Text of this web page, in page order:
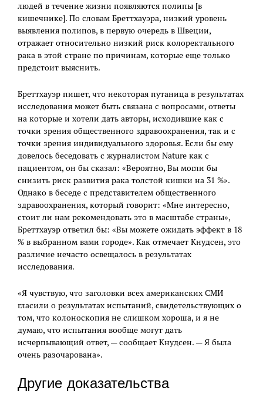
людей в течение жизни появляются полипы [в
кишечнике]. По словам Бреттхауэра, низкий уровень
выявления полипов, в первую очередь в Швеции,
отражает относительно низкий риск колоректального
рака в этой стране по причинам, которые еще только
предстоит выяснить.
Бреттхауэр пишет, что некоторая путаница в результатах
исследования может быть связана с вопросами, ответы
на которые и хотели дать авторы, исходившие как с
точки зрения общественного здравоохранения, так и с
точки зрения индивидуального здоровья. Если бы ему
довелось беседовать с журналистом Nature как с
пациентом, он бы сказал: «Вероятно, Вы могли бы
снизить риск развития рака толстой кишки на 31 %».
Однако в беседе с представителем общественного
здравоохранения, который говорит: «Мне интересно,
стоит ли нам рекомендовать это в масштабе страны»,
Бреттхауэр ответил бы: «Вы можете ожидать эффект в 18
% в выбранном вами городе». Как отмечает Кнудсен, это
различие нечасто освещалось в результатах
исследования.
«Я чувствую, что заголовки всех американских СМИ
гласили о результатах испытаний, свидетельствующих о
том, что колоноскопия не слишком хороша, и я не
думаю, что испытания вообще могут дать
исчерпывающий ответ, — сообщает Кнудсен. — Я была
очень разочарована».
Другие доказательства